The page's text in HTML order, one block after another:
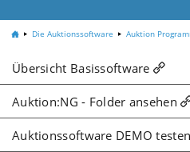
Die Auktionssoftware Auktion
Übersicht Basissoftware
Auktion:NG - Folder ansehen
Auktionssoftware DEMO testen